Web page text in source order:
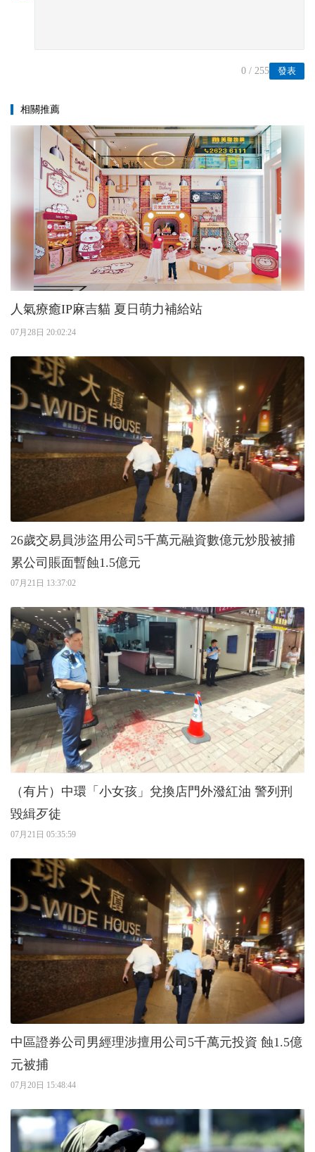
發表
0 / 255
相關推薦
人氣療癒IP麻吉貓 夏日萌力補給站
07月28日 20:02:24
26歲交易員涉盜用公司5千萬元融資數億元炒股被捕
累公司賬面暫蝕1.5億元
07月21日 13:37:02
（有片）中環「小女孩」兌換店門外潑紅油 警列刑
毀緝歹徒
07月21日 05:35:59
中區證券公司男經理涉擅用公司5千萬元投資 蝕1.5億
元被捕
07月20日 15:48:44